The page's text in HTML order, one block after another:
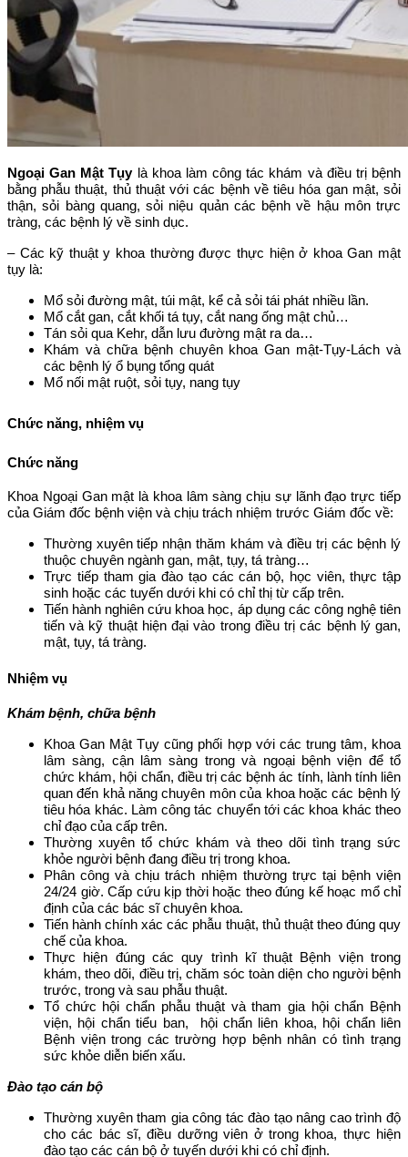
Ngoại Gan Mật Tụylà khoa làm công tác khám và điều trị bệnh
bằng phẫu thuật, thủ thuật với các bệnh về tiêu hóa gan mật, sỏi
thận, sỏi bàng quang, sỏi niệu quản các bệnh về hậu môn trực
tràng, các bệnh lý về sinh dục.
– Các kỹ thuật y khoa thường được thực hiện ở khoa Gan mật
tụy là:
Mổ sỏi đường mật, túi mật, kể cả sỏi tái phát nhiều lần.
Mổ cắt gan, cắt khối tá tụy, cắt nang ống mật chủ…
Tán sỏi qua Kehr, dẫn lưu đường mật ra da…
Khám và chữa bệnh chuyên khoa Gan mật-Tụy-Lách và
các bệnh lý ổ bụng tổng quát
Mổ nối mật ruột, sỏi tụy, nang tụy
Chức năng, nhiệm vụ
Chức năng
Khoa Ngoại Gan mật là khoa lâm sàng chịu sự lãnh đạo trực tiếp
của Giám đốc bệnh viện và chịu trách nhiệm trước Giám đốc về:
Thường xuyên tiếp nhận thăm khám và điều trị các bệnh lý
thuộc chuyên ngành gan, mật, tụy, tá tràng…
Trực tiếp tham gia đào tạo các cán bộ, học viên, thực tập
sinh hoặc các tuyến dưới khi có chỉ thị từ cấp trên.
Tiến hành nghiên cứu khoa học, áp dụng các công nghệ tiên
tiến và kỹ thuật hiện đại vào trong điều trị các bệnh lý gan,
mật, tụy, tá tràng.
Nhiệm vụ
Khám bệnh, chữa bệnh
Khoa Gan Mật Tụy cũng phối hợp với các trung tâm, khoa
lâm sàng, cận lâm sàng trong và ngoại bệnh viện để tổ
chức khám, hội chẩn, điều trị các bệnh ác tính, lành tính liên
quan đến khả năng chuyên môn của khoa hoặc các bệnh lý
tiêu hóa khác. Làm công tác chuyển tới các khoa khác theo
chỉ đạo của cấp trên.
Thường xuyên tổ chức khám và theo dõi tình trạng sức
khỏe người bệnh đang điều trị trong khoa.
Phân công và chịu trách nhiệm thường trực tại bệnh viện
24/24 giờ. Cấp cứu kịp thời hoặc theo đúng kế hoạc mổ chỉ
định của các bác sĩ chuyên khoa.
Tiến hành chính xác các phẫu thuật, thủ thuật theo đúng quy
chế của khoa.
Thực hiện đúng các quy trình kĩ thuật Bệnh viện trong
khám, theo dõi, điều trị, chăm sóc toàn diện cho người bệnh
trước, trong và sau phẫu thuật.
Tổ chức hội chẩn phẫu thuật và tham gia hội chẩn Bệnh
viện, hội chẩn tiểu ban, hội chẩn liên khoa, hội chẩn liên
Bệnh viện trong các trường hợp bệnh nhân có tình trạng
sức khỏe diễn biến xấu.
Đào tạo cán bộ
Thường xuyên tham gia công tác đào tạo nâng cao trình độ
cho các bác sĩ, điều dưỡng viên ở trong khoa, thực hiện
đào tạo các cán bộ ở tuyến dưới khi có chỉ định.